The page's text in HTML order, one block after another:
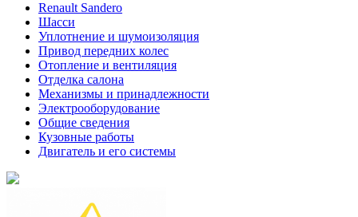
Renault Sandero
Шасси
Уплотнение и шумоизоляция
Привод передних колес
Отопление и вентиляция
Отделка салона
Механизмы и принадлежности
Электрооборудование
Общие сведения
Кузовные работы
Двигатель и его системы